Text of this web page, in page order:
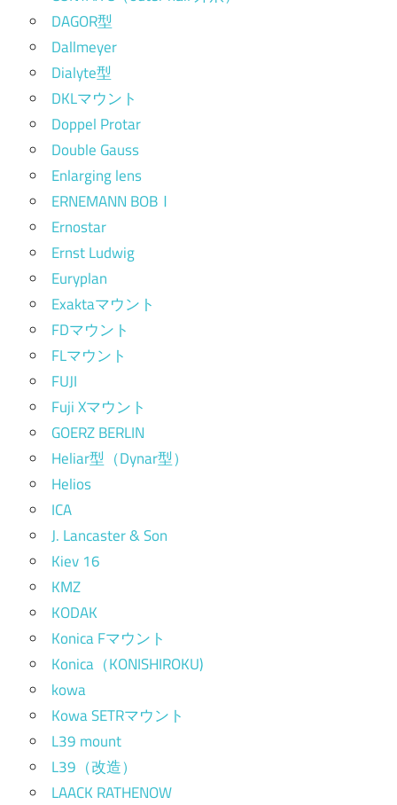
DAGOR型
Dallmeyer
Dialyte型
DKLマウント
Doppel Protar
Double Gauss
Enlarging lens
ERNEMANN BOBⅠ
Ernostar
Ernst Ludwig
Euryplan
Exaktaマウント
FDマウント
FLマウント
FUJI
Fuji Xマウント
GOERZ BERLIN
Heliar型（Dynar型）
Helios
ICA
J. Lancaster & Son
Kiev 16
KMZ
KODAK
Konica Fマウント
Konica（KONISHIROKU)
kowa
Kowa SETRマウント
L39 mount
L39（改造）
LAACK RATHENOW